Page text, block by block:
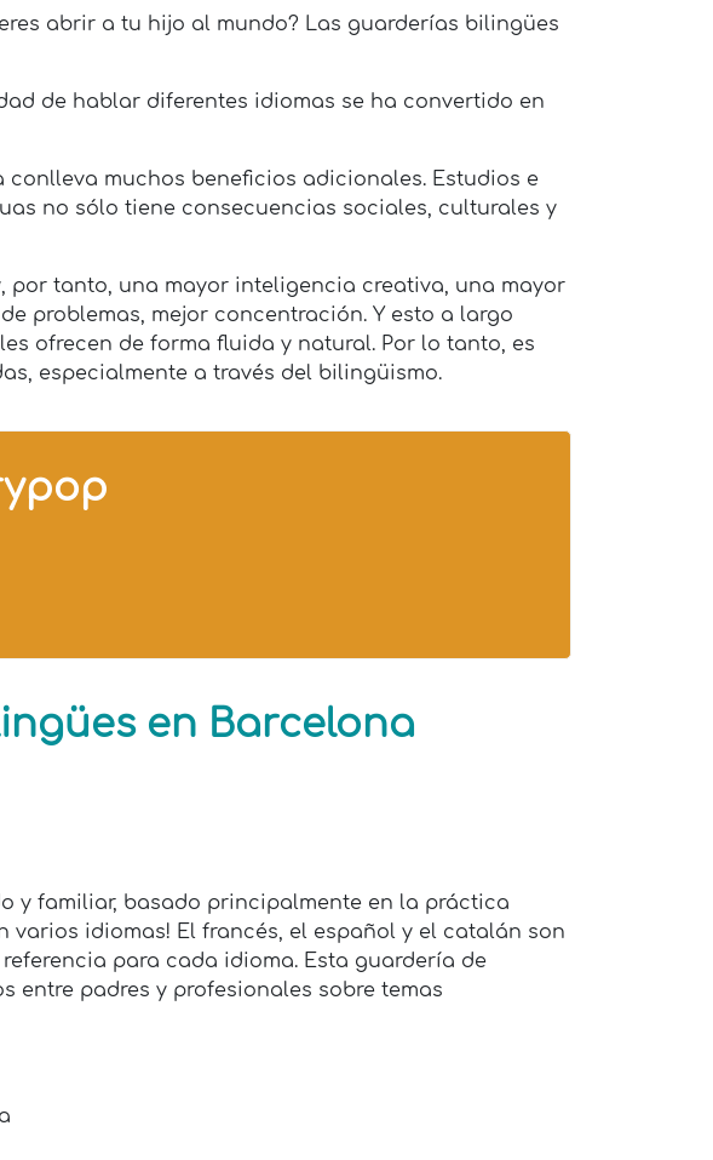
abrir a tu hijo al mundo? Las guarderías bilingües
de hablar diferentes idiomas se ha convertido en
muchos beneficios adicionales. Estudios e
no sólo tiene consecuencias sociales, culturales y
por tanto, una mayor inteligencia creativa, una mayor
problemas, mejor concentración. Y esto a largo
ofrecen de forma fluida y natural. Por lo tanto, es
especialmente a través del bilingüismo.
en Barcelona
y familiar, basado principalmente en la práctica
idiomas! El francés, el español y el catalán son
para cada idioma. Esta guardería de
entre padres y profesionales sobre temas